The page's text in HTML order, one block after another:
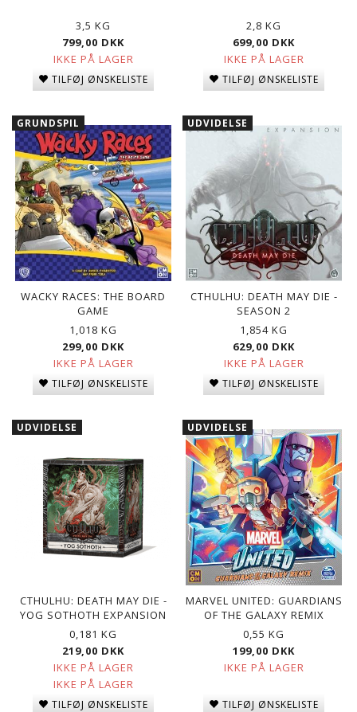
3,5 KG
799,00 DKK
IKKE PÅ LAGER
TILFØJ ØNSKELISTE
2,8 KG
699,00 DKK
IKKE PÅ LAGER
TILFØJ ØNSKELISTE
GRUNDSPIL
WACKY RACES: THE BOARD
GAME
1,018 KG
299,00 DKK
IKKE PÅ LAGER
TILFØJ ØNSKELISTE
UDVIDELSE
CTHULHU: DEATH MAY DIE -
SEASON 2
1,854 KG
629,00 DKK
IKKE PÅ LAGER
TILFØJ ØNSKELISTE
UDVIDELSE
CTHULHU: DEATH MAY DIE -
YOG SOTHOTH EXPANSION
0,181 KG
219,00 DKK
IKKE PÅ LAGER
IKKE PÅ LAGER
TILFØJ ØNSKELISTE
UDVIDELSE
MARVEL UNITED: GUARDIANS
OF THE GALAXY REMIX
0,55 KG
199,00 DKK
IKKE PÅ LAGER
TILFØJ ØNSKELISTE